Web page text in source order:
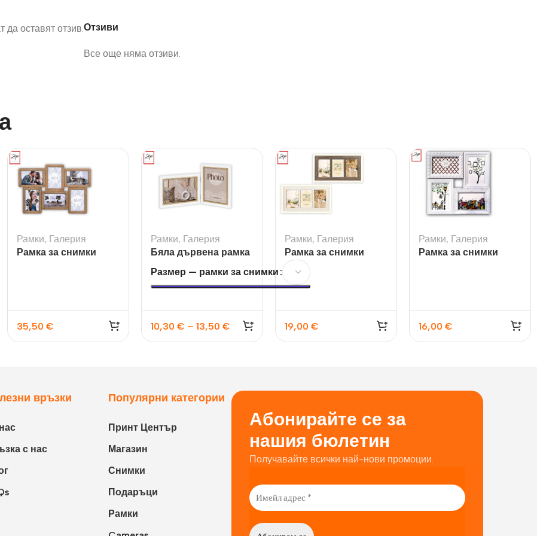
Отзиви
Все още няма отзиви.
да оставят отзив.
Рамки, Галерия
Рамка за снимки
35,50 €
Рамки, Галерия
Бяла дървена рамка
Ayas 2L за 2 снимки
за 10×15 и 13×18
Размер — рамки за снимки
10,30 € – 13,50 €
Рамки, Галерия
Рамка за снимки
Arlon 3Q
19,00 €
Рамки, Галерия
Рамка за снимки
16,00 €
връзки
с нас
Популярни категории
Принт Център
Магазин
Снимки
Подаръци
Рамки
Абонирайте се за
нашия бюлетин
Получавайте всички най-нови промоции.